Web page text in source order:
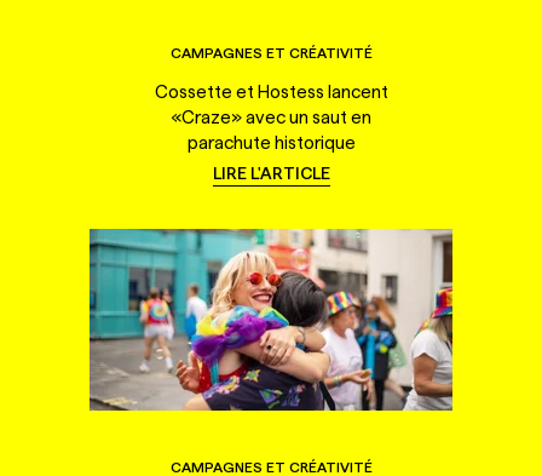
CAMPAGNES ET CRÉATIVITÉ
Cossette et Hostess lancent
«Craze» avec un saut en
parachute historique
LIRE L'ARTICLE
CAMPAGNES ET CRÉATIVITÉ